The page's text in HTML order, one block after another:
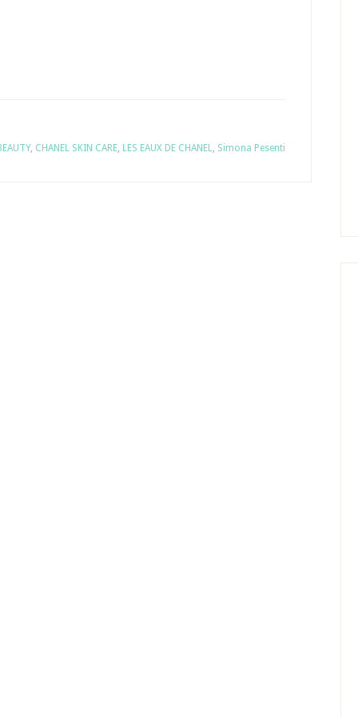
, CHANEL SKIN CARE LES EAUX DE CHANEL Simona Pesenti